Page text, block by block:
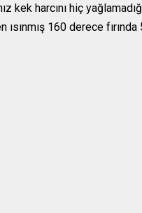
kek harcını hiç
ısınmış 160 derece